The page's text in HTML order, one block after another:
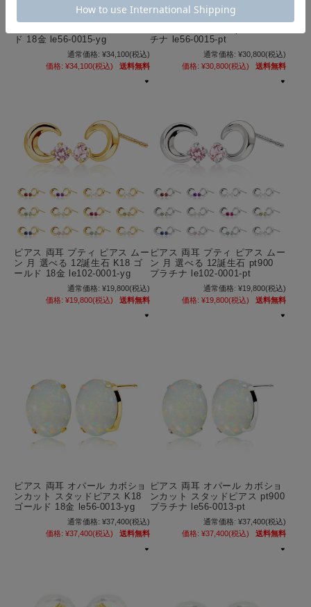
ド 18金 le56-0015-yg
通常価格: ¥34,100(税込)
価格: ¥34,100(税込) 送料無料
ピアス 両耳 モルガナイト 6本
チナ le56-0015-pt
通常価格: ¥30,800(税込)
価格: ¥30,800(税込) 送料無料
ピアス 両耳 プティ ピアス ムー
ン 月 選べる 12誕生石 K18 ゴ
ールド 18金 le102-0001-yg
通常価格: ¥19,800(税込)
価格: ¥19,800(税込) 送料無料
ピアス 両耳 プティ ピアス ムー
ン 月 選べる 12誕生石 pt900
プラチナ le102-0001-pt
通常価格: ¥19,800(税込)
価格: ¥19,800(税込) 送料無料
ピアス 両耳 オパール カボショ
ンカット スタッドピアス K18
ゴールド 18金 le56-0013-yg
通常価格: ¥37,400(税込)
価格: ¥37,400(税込) 送料無料
ピアス 両耳 オパール カボショ
ンカット スタッドピアス pt900
プラチナ le56-0013-pt
通常価格: ¥37,400(税込)
価格: ¥37,400(税込) 送料無料